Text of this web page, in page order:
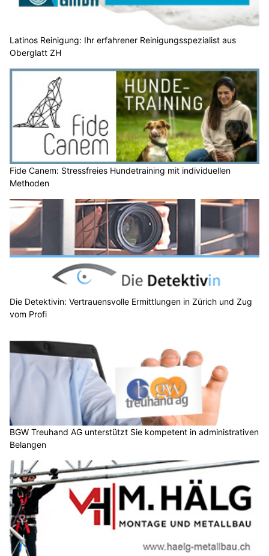
Latinos Reinigung: Ihr erfahrener Reinigungsspezialist aus
Oberglatt ZH
Fide Canem: Stressfreies Hundetraining mit individuellen
Methoden
Die Detektivin: Vertrauensvolle Ermittlungen in Zürich und Zug
vom Profi
BGW Treuhand AG unterstützt Sie kompetent in administrativen
Belangen